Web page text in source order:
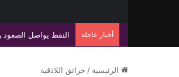
أخبار عاجلة تراجع حركة الملاحة
الرئيسية / حرائق اللاذقية